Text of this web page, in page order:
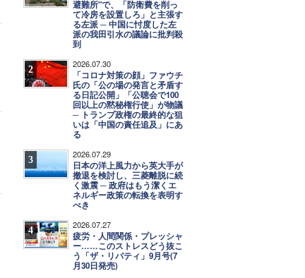
避難所"で、「防衛費を削っ
て冷房を設置しろ」と主張す
る左派 ─ 中国に忖度した左
派の我田引水の議論に批判殺
到
2 2026.07.30
「コロナ対策の顔」ファウチ
氏の「公の場の発言と矛盾す
る日記公開」「公聴会で100
回以上の黙秘権行使」が物議
─ トランプ政権の最終的な狙
いは「中国の責任追及」にあ
る
3 2026.07.29
日本の洋上風力から英大手が
撤退を検討し、三菱離脱に続
く激震 ─ 政府はもう潔くエ
ネルギー政策の転換を表明す
べき
4 2026.07.27
疲労・人間関係・プレッシャ
ー……このストレスどう抜こ
う「ザ・リバティ」9月号(7
月30日発売)